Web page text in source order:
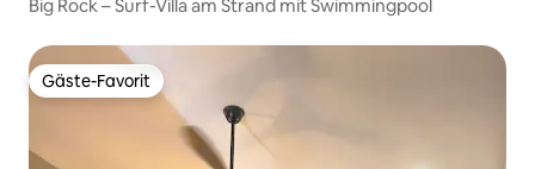
Big Rock – Surf-Villa am Strand mit Swimmingpool
Gäste-Favorit
Gäste-Favorit